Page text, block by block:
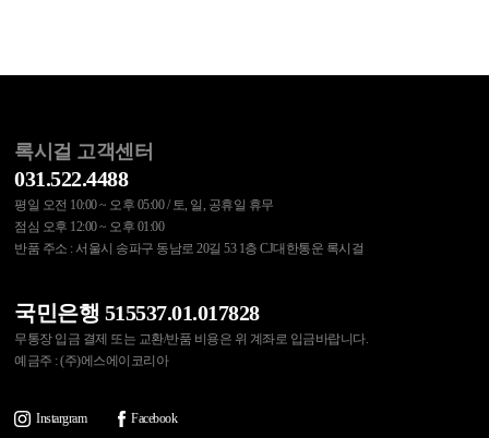
록시걸 고객센터
031.522.4488
평일 오전 10:00 ~ 오후 05:00 / 토, 일, 공휴일 휴무
점심 오후 12:00 ~ 오후 01:00
반품 주소 : 서울시 송파구 동남로 20길 53 1층 CJ대한통운 록시걸
국민은행 515537.01.017828
무통장 입금 결제 또는 교환/반품 비용은 위 계좌로 입금바랍니다.
예금주 : (주)에스에이코리아
Instargram Facebook